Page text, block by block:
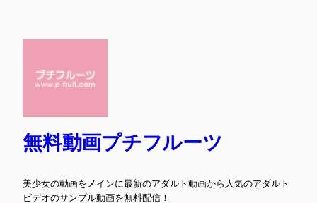
無料動画プチフルーツ
美少女の動画をメインに最新のアダルト動画から人気のアダルト
ビデオのサンプル動画を無料配信！